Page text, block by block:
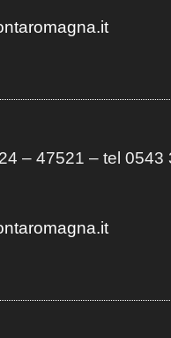
– 47521 – tel 0543